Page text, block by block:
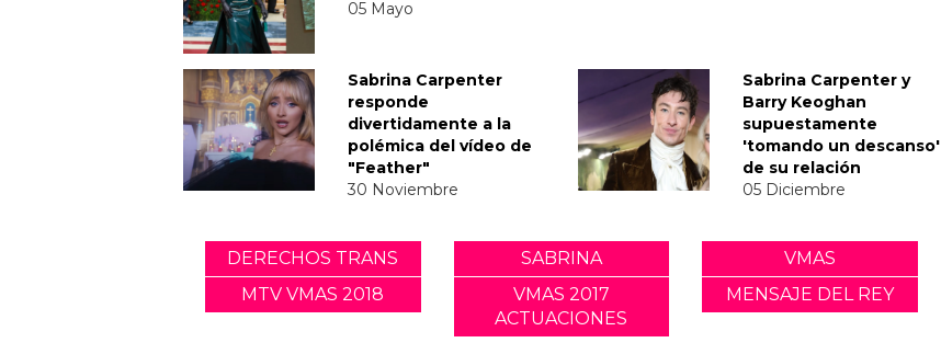
05 Mayo
Sabrina Carpenter
responde
divertidamente a la
polémica del vídeo de
"Feather"
30 Noviembre
Sabrina Carpenter y
Barry Keoghan
supuestamente
'tomando un descanso'
de su relación
05 Diciembre
DERECHOS TRANS SABRINA
VMAS
MTV VMAS 2018
VMAS 2017
ACTUACIONES
MENSAJE DEL REY